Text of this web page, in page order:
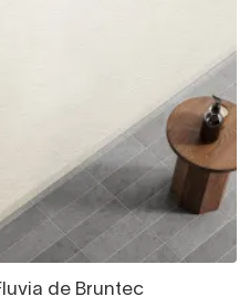
de Bruntec